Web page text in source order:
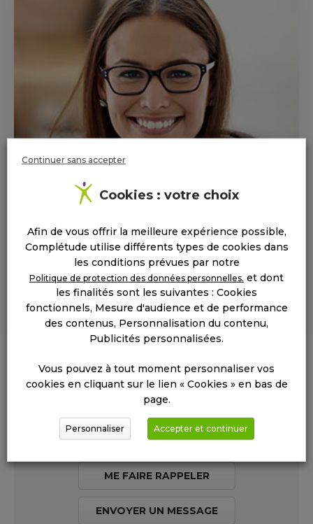
« Comme je suis toujours un peu juste, j’apprécie
vraiment le paiement des cours sous 72h après
leur saisie. »
01 77 48 77 87
TROUVER MON AGENCE
ME FAIRE RAPPELER
ENVOYER UN MESSAGE
Continuer sans accepter
Cookies : votre choix
Afin de vous offrir la meilleure expérience possible,
Complétude utilise différents types de cookies dans
les conditions prévues par notre
Politique de protection des données personnelles. et dont
les finalités sont les suivantes : Cookies
fonctionnels, Mesure d'audience et de performance
des contenus, Personnalisation du contenu,
Publicités personnalisées.
Vous pouvez à tout moment personnaliser vos
cookies en cliquant sur le lien « Cookies » en bas de
page.
Personnaliser Accepter et continuer